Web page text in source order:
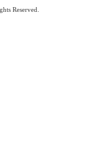
Reserved.